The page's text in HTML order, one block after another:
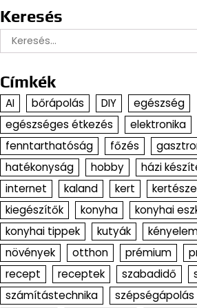
Keresés
Keresés:
Címkék
AI bőrápolás DIY
egészség
egészséges étkezés
elektronika
fenntarthatóság
főzés
hatékonyság
hobby házi
internet
kaland kert
kiegészítők
konyha
konyhai
konyhai tippek
kutyák
növények
otthon prémium
recept
receptek szabadidő
számítástechnika
szépségápolás